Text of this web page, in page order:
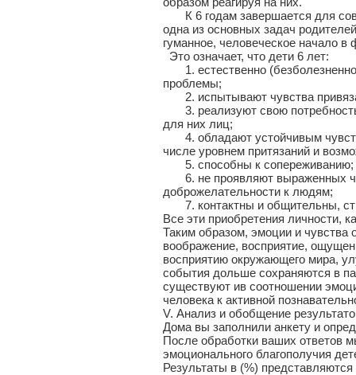
К 6 годам завершается для
одна из основных задач
гуманное, человеческое начало
Это означает, что дети 6 лет:
1. естественно
проблемы;
2. испытывают чувства
3. реализуют свою потребность
для них лиц;
4. обладают устойчивым
числе уровнем притязаний и
5. способны к сопереживанию;
6. не проявляют выраженных
доброжелательности к людям;
7. контактны и общительны,
Все эти приобретения личности,
Таким образом, эмоции и
воображение, восприятие,
восприятию окружающего мира,
события дольше сохраняются в
существуют ив соотношении
человека к активной
V. Анализ и обобщение
Дома вы заполнили анкету и
После обработки ваших ответов
эмоционального благополучия
Результаты в (%)